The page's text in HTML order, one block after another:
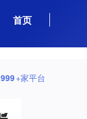
首页
999+家平台